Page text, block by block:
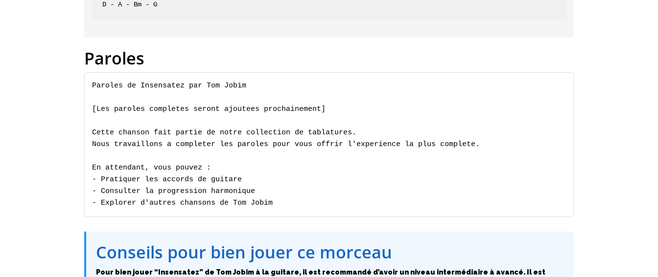
D - A - Bm - G
Paroles
Paroles de Insensatez par Tom Jobim
[Les paroles completes seront ajoutees prochainement]
Cette chanson fait partie de notre collection de tablatures.
Nous travaillons a completer les paroles pour vous offrir l'experience la plus complete.
En attendant, vous pouvez :
- Pratiquer les accords de guitare
- Consulter la progression harmonique
- Explorer d'autres chansons de Tom Jobim
Conseils pour bien jouer ce morceau
Pour bien jouer “Insensatez” de Tom Jobim à la guitare, il est recommandé d’avoir un niveau intermédiaire à avancé. Il est